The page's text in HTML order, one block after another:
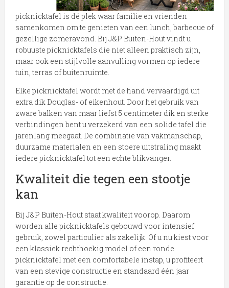
picknicktafel is dé plek waar familie en vrienden
samenkomen om te genieten van een lunch, barbecue of
gezellige zomeravond. Bij J&P Buiten-Hout vindt u
robuuste picknicktafels die niet alleen praktisch zijn,
maar ook een stijlvolle aanvulling vormen op iedere
tuin, terras of buitenruimte.
Elke picknicktafel wordt met de hand vervaardigd uit
extra dik Douglas- of eikenhout. Door het gebruik van
zware balken van maar liefst 5 centimeter dik en sterke
verbindingen bent u verzekerd van een solide tafel die
jarenlang meegaat. De combinatie van vakmanschap,
duurzame materialen en een stoere uitstraling maakt
iedere picknicktafel tot een echte blikvanger.
Kwaliteit die tegen een stootje
kan
Bij J&P Buiten-Hout staat kwaliteit voorop. Daarom
worden alle picknicktafels gebouwd voor intensief
gebruik, zowel particulier als zakelijk. Of u nu kiest voor
een klassiek rechthoekig model of een ronde
picknicktafel met een comfortabele instap, u profiteert
van een stevige constructie en standaard één jaar
garantie op de constructie.